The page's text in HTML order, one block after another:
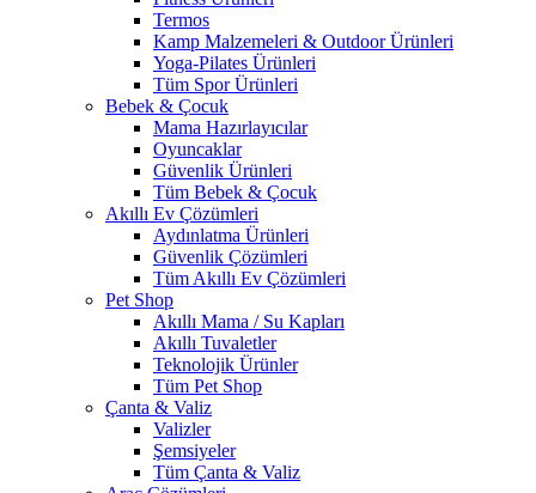
Termos
Kamp Malzemeleri & Outdoor Ürünleri
Yoga-Pilates Ürünleri
Tüm Spor Ürünleri
Bebek & Çocuk
Mama Hazırlayıcılar
Oyuncaklar
Güvenlik Ürünleri
Tüm Bebek & Çocuk
Akıllı Ev Çözümleri
Aydınlatma Ürünleri
Güvenlik Çözümleri
Tüm Akıllı Ev Çözümleri
Pet Shop
Akıllı Mama / Su Kapları
Akıllı Tuvaletler
Teknolojik Ürünler
Tüm Pet Shop
Çanta & Valiz
Valizler
Şemsiyeler
Tüm Çanta & Valiz